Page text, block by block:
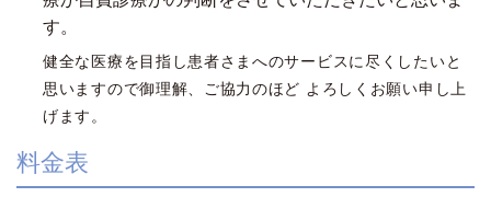
す。
健全な医療を目指し患者さまへのサービスに尽くしたいと
思いますので御理解、ご協力のほど よろしくお願い申し上
げます。
料金表